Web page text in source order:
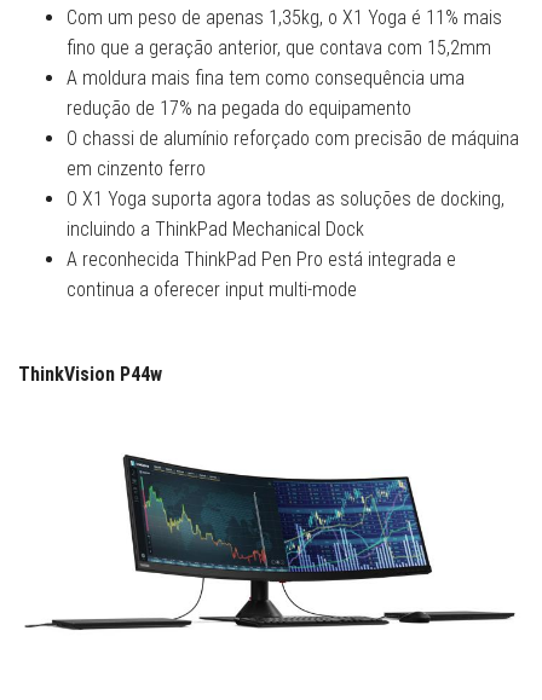
Com um peso de apenas 1,35kg, o X1 Yoga é 11% mais
fino que a geração anterior, que contava com 15,2mm
A moldura mais fina tem como consequência uma
redução de 17% na pegada do equipamento
O chassi de alumínio reforçado com precisão de máquina
em cinzento ferro
O X1 Yoga suporta agora todas as soluções de docking,
incluindo a ThinkPad Mechanical Dock
A reconhecida ThinkPad Pen Pro está integrada e
continua a oferecer input multi-mode
ThinkVision P44w